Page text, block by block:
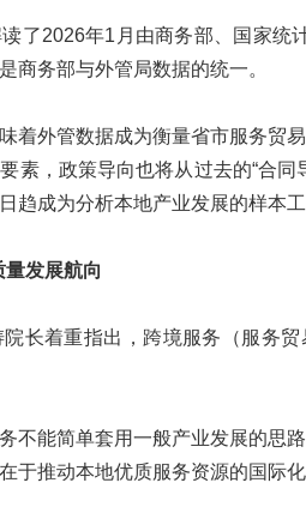
了2026年1月由商务部、国家统
商务部与外管局数据的统一。
着外管数据成为衡量省市服务贸
素，政策导向也将从过去的“合同
趋成为分析本地产业发展的样本
发展航向
长着重指出，跨境服务（服务
不能简单套用一般产业发展的思
于推动本地优质服务资源的国际